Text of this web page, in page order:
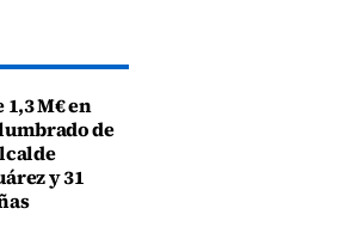
M€ en
de
y 31